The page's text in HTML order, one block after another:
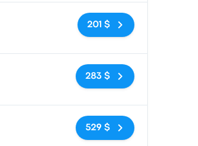
Pas de balises
201 $
Pas de balises
283 $
Pas de balises
529 $